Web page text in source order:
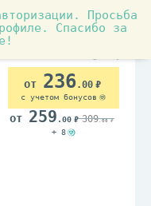
Просьба
Спасибо за
БАД Витамины и
236.00
с учетом бонусов
259 .00 309.00
+ 8